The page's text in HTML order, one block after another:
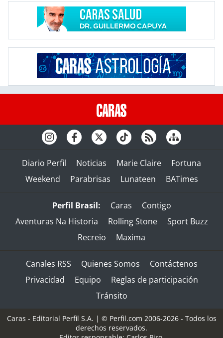
Diario Perfil Noticias Marie Claire
Fortuna
Weekend
Parabrisas Lunateen BATimes
Perfil Brasil: Caras
Contigo
Aventuras Na Historia
Rolling Stone
Sport Buzz
Recreio
Maxima
Canales RSS Quienes Somos
Contáctenos
Privacidad
Equipo
Reglas de participación
Tránsito
Caras - Editorial Perfil S.A. | © Perfil.com 2006-2026 - Todos los
derechos reservados.